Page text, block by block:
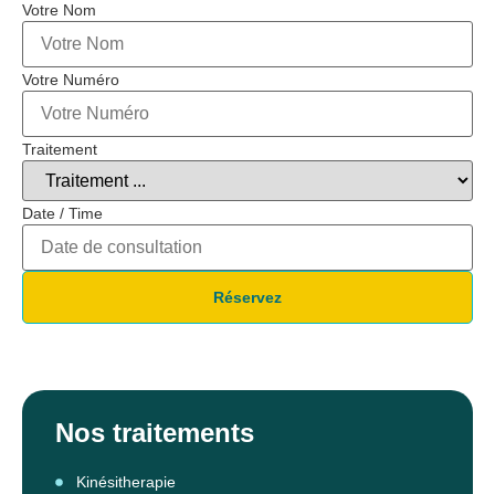
Votre Nom
Votre Numéro
Traitement
Date / Time
Réservez
Nos traitements
Kinésitherapie